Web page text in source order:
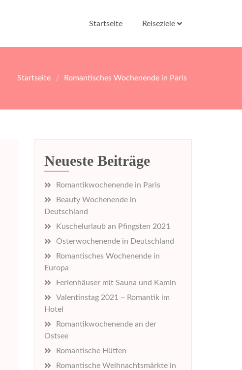
Startseite Reiseziele
Startseite Romantisches Wochenende in Paris
Neueste Beiträge
Romantikwochenende in Paris
Beauty Wochenende in
Deutschland
Kuschelurlaub an Pfingsten 2021
Osterwochenende in Deutschland
Romantisches Wochenende in
Europa
Ferienhäuser mit Sauna und Kamin
Valentinstag 2021 – Romantik im
Hotel
Romantikwochenende an der
Ostsee
Romantische Hütten
Romantische Weihnachtsmärkte in